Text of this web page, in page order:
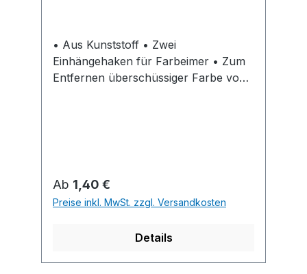
• Aus Kunststoff • Zwei
Einhängehaken für Farbeimer • Zum
Entfernen überschüssiger Farbe von
Regulärer Preis:
Ab 1,40 €
Preise inkl. MwSt. zzgl. Versandkosten
Details